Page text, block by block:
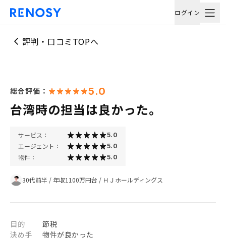
ログイン
評判・口コミTOPへ
総合評価： 5.0
台湾時の担当は良かった。
サービス： 5.0
エージェント： 5.0
物件： 5.0
30代前半 / 年収1100万円台 / ＨＪホールディングス
目的
節税
決め手
物件が良かった